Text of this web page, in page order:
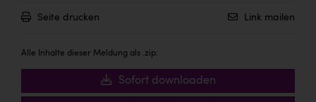
Seite drucken Link mailen
Alle Inhalte dieser Meldung als .zip:
Sofort downloaden